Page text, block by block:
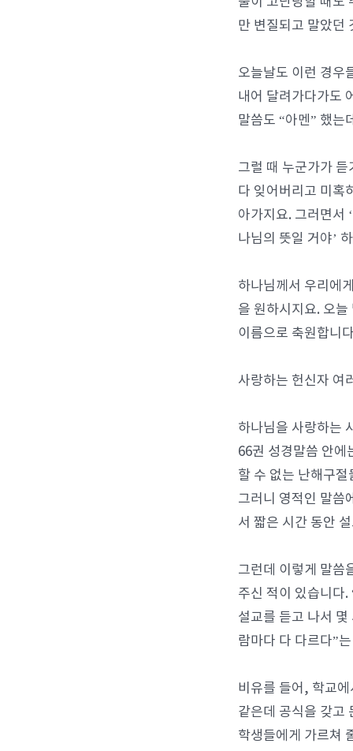
만 변질되고 말았던
오늘날도 이런 경우
내어 달려가다가도
말씀도 “아멘” 했는
그럴 때 누군가가
다 잊어버리고 미혹
아가지요. 그러면서
나님의 뜻일 거야’
하나님께서 우리에
을 원하시지요. 오
이름으로 축원합니
사랑하는 헌신자 여
하나님을 사랑하는
66권 성경말씀 안에
할 수 없는 난해구
그러니 영적인 말씀
서 짧은 시간 동안
그런데 이렇게 말씀
주신 적이 있습니다
설교를 듣고 나서
람마다 다 다르다”
비유를 들어, 학교
같은데 공식을 갖고
학생들에게 가르쳐